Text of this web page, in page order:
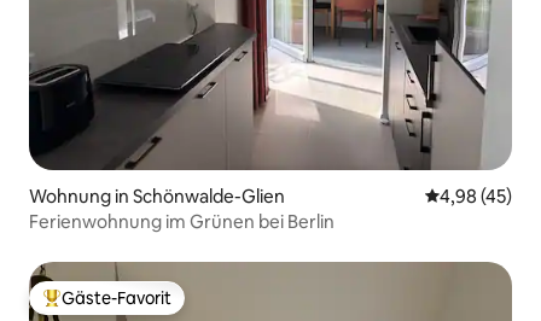
Wohnung in Schönwalde-Glien
4,98 (45)
Ferienwohnung im Grünen bei Berlin
Beliebter Gäste-Favorit.
Gäste-Favorit